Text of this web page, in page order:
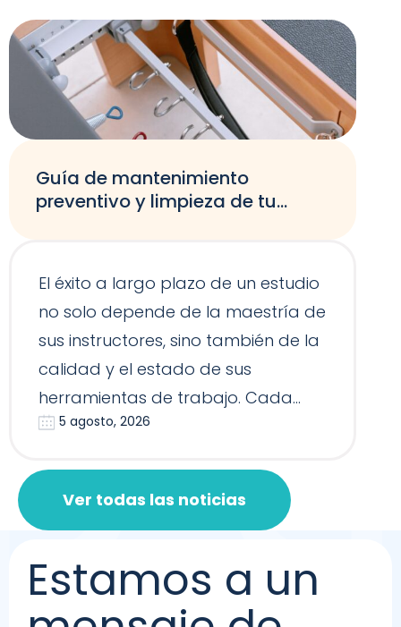
Guía de mantenimiento
preventivo y limpieza de tu
El éxito a largo plazo de un estudio
no solo depende de la maestría de
sus instructores, sino también de la
calidad y el estado de sus
herramientas de trabajo. Cada
Reformer, Silla…
5 agosto, 2026
Ver todas las noticias
Estamos a un